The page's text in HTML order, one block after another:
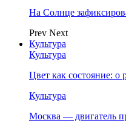
На Солнце
Prev Next
Культура
Культура
Цвет как состояние:
Культура
Москва — двигатель